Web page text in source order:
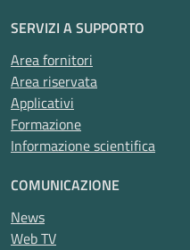
SERVIZI A SUPPORTO
Area fornitori
Area riservata
Applicativi
Formazione
Informazione scientifica
COMUNICAZIONE
News
Web TV